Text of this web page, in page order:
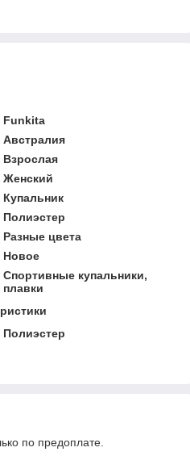
Funkita
Австралия
Взрослая
Женский
Купальник
Полиэстер
Разные цвета
Новое
Спортивные купальники,
плавки
Полиэстер
по предоплате.